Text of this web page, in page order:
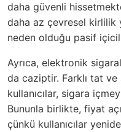
daha güvenli
daha az çevresel kirlilik
neden olduğu pasif
Ayrıca, elektronik
da caziptir. Farklı tat
kullanıcılar, sigara
Bununla birlikte, fiyat
çünkü kullanıcılar